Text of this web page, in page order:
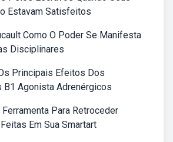
Estavam Satisfeitos
Como O Poder Se Manifesta
Disciplinares
Principais Efeitos Dos
B1 Agonista Adrenérgicos
Para Retroceder
Em Sua Smartart